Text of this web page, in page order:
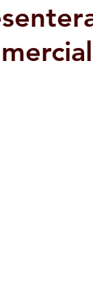
Economie